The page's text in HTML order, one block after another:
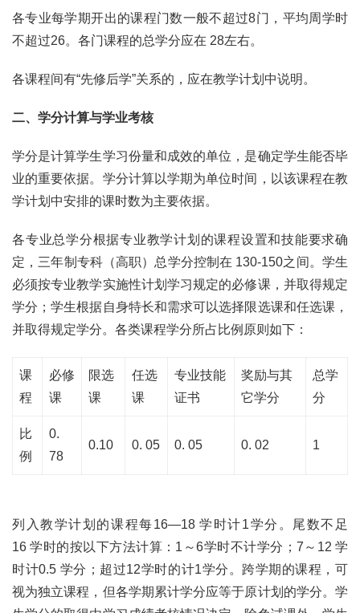
各专业每学期开出的课程门数一般不超过8门，平均周学时
不超过26。各门课程的总学分应在 28左右。
各课程间有“先修后学”关系的，应在教学计划中说明。
二、学分计算与学业考核
学分是计算学生学习份量和成效的单位，是确定学生能否毕
业的重要依据。学分计算以学期为单位时间，以该课程在教
学计划中安排的课时数为主要依据。
各专业总学分根据专业教学计划的课程设置和技能要求确
定，三年制专科（高职）总学分控制在 130-150之间。学生
必须按专业教学实施性计划学习规定的必修课，并取得规定
学分；学生根据自身特长和需求可以选择限选课和任选课，
并取得规定学分。各类课程学分所占比例原则如下：
课
程
必修
课
限选
课
任选
课
专业技能
证书
奖励与其
它学分
总学
分
比
例
0.
78
0.10 0. 05 0. 05 0. 02 1
列入教学计划的课程每16—18 学时计1学分。尾数不足
16 学时的按以下方法计算：1～6学时不计学分；7～12 学
时计0.5 学分；超过12学时的计1学分。跨学期的课程，可
视为独立课程，但各学期累计学分应等于原计划的学分。学